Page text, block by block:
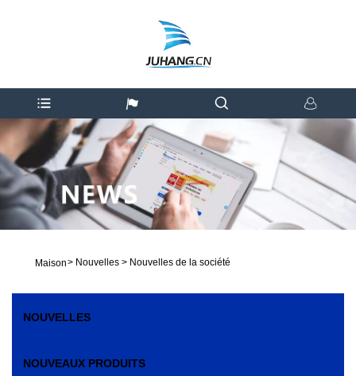
Maison> Nouvelles > Nouvelles de la société
NOUVELLES
NOUVEAUX PRODUITS